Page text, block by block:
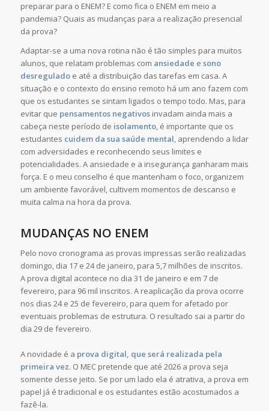
preparar para o ENEM? E como fica o ENEM em meio a
pandemia? Quais as mudanças para a realização presencial
da prova?
Adaptar-se a uma nova rotina não é tão simples para muitos
alunos, que relatam problemas com ansiedade e sono
desreguladoe até a distribuição das tarefas em casa. A
situação e o contexto do ensino remoto há um ano fazem com
que os estudantes se sintam ligados o tempo todo. Mas, para
evitar que pensamentos negativosinvadam ainda mais a
cabeça neste período de isolamento, é importante que os
estudantes cuidem da sua saúde mental, aprendendo a lidar
com adversidades e reconhecendo seus limites e
potencialidades. A ansiedade e a insegurança ganharam mais
força. E o meu conselho é que mantenham o foco, organizem
um ambiente favorável, cultivem momentos de descanso e
muita calma na hora da prova.
MUDANÇAS NO ENEM
Pelo novo cronograma as provas impressas serão realizadas
domingo, dia 17 e 24 de janeiro, para 5,7 milhões de inscritos.
A prova digital acontece no dia 31 de janeiro e em 7 de
fevereiro, para 96 mil inscritos. A reaplicação da prova ocorre
nos dias 24 e 25 de fevereiro, para quem for afetado por
eventuais problemas de estrutura. O resultado sai a partir do
dia 29 de fevereiro.
A novidade é a prova digital, que será realizada pela
primeira vez. O MEC pretende que até 2026 a prova seja
somente desse jeito. Se por um lado ela é atrativa, a prova em
papel já é tradicional e os estudantes estão acostumados a
fazê-la.